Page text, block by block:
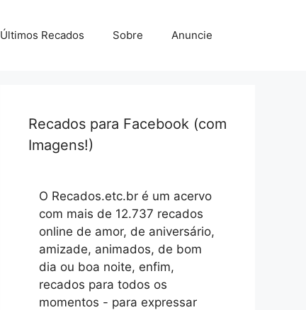
Últimos Recados Sobre Anuncie
Recados para Facebook (com
Imagens!)
O Recados.etc.br é um acervo
com mais de 12.737 recados
online de amor, de aniversário,
amizade, animados, de bom
dia ou boa noite, enfim,
recados para todos os
momentos - para expressar